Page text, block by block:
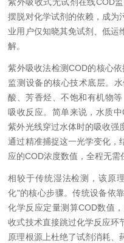
摆脱对化学试剂的依赖，成为
业用户仅知晓其免试剂、低运
解。
紫外吸收法检测COD的核心
监测设备的核心技术底层。
酸、芳香烃、不饱和有机物
吸收反应。简单来说，水质
紫外光线穿过水体时的吸收强
通过精准捕捉这一光学变化，
应的COD浓度数值，全程无需
相较于传统湿法检测，该原
化"的核心步骤。传统设备依
化学反应定量测算COD数值
收式技术直接跳过化学反应环
原理根源上杜绝了试剂消耗、